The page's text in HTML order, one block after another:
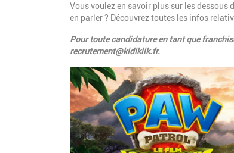
Vous voulez en savoir plus sur les dessous
en parler ? Découvrez toutes les infos
Pour toute candidature en tant que
recrutement@kidiklik.fr.